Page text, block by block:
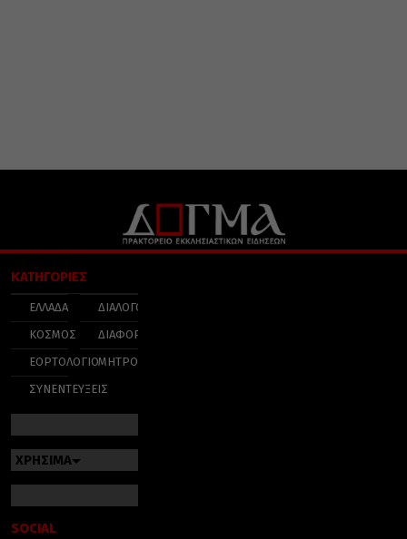
ΚΑΤΗΓΟΡΙΕΣ
ΕΛΛΑΔΑ
ΚΟΣΜΟΣ
ΕΟΡΤΟΛΟΓΙΟ
ΣΥΝΕΝΤΕΥΞΕΙΣ
ΔΙΑΛΟΓΟΣ
ΔΙΑΦΟΡΑ
ΜΗΤΡΟΠΟΛΕΙΣ
ΧΡΗΣΙΜΑ
SOCIAL